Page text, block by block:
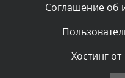
администратором.
Комментарий
Текст комментария
Соглашение об
Хостинг